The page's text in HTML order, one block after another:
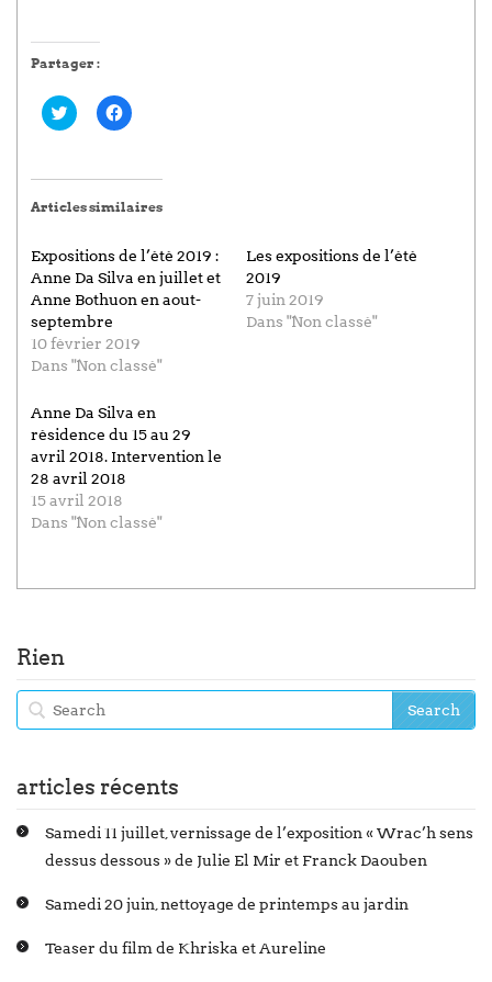
Partager :
Cliquez
pour
dans
nouvelle
Cliquez
pour
dans
nouvelle
Articles similaires
Expositions de l’été 2019 :
Anne Da Silva en juillet et
Anne Bothuon en aout-
septembre
10 février 2019
Dans "Non classé"
Les expositions de l’été
2019
7 juin 2019
Dans "Non classé"
Anne Da Silva en
résidence du 15 au 29
avril 2018. Intervention le
28 avril 2018
15 avril 2018
Dans "Non classé"
Rien
articles récents
Samedi 11 juillet, vernissage de l’exposition « Wrac’h sens
dessus dessous » de Julie El Mir et Franck Daouben
Samedi 20 juin, nettoyage de printemps au jardin
Teaser du film de Khriska et Aureline